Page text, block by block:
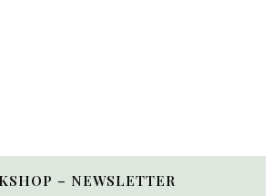
– NEWSLETTER